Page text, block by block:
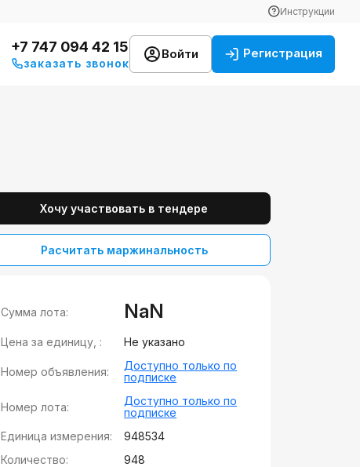
Инструкции
+7 747 094 42 15
заказать звонок
Войти Регистрация
Хочу участвовать в тендере
Расчитать маржинальность
Сумма лота: NaN
Цена за единицу, : Не указано
Номер объявления:
Доступно только по
подписке
Номер лота:
Доступно только по
подписке
Единица измерения:
948534
Количество:
948